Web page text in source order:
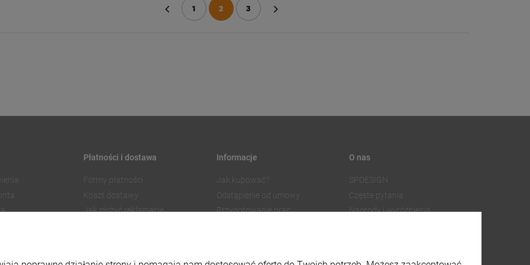
1 2 3
Płatności i dostawa
Formy płatności
Koszt dostawy
Jak złożyć reklamację
Informacje
Jak kupować?
Odstąpienie od umowy
Przygotowanie prac
O nas
SPDESIGN
Częste pytania
Nagrody i wyróżnienia